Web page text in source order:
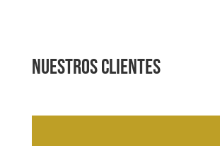
Nuestros Clientes